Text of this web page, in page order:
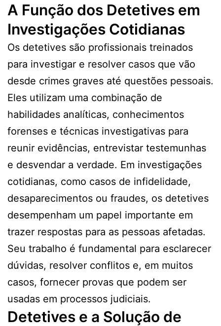
A Função dos Detetives em
Investigações Cotidianas
Os detetives são profissionais treinados
para investigar e resolver casos que vão
desde crimes graves até questões pessoais.
Eles utilizam uma combinação de
habilidades analíticas, conhecimentos
forenses e técnicas investigativas para
reunir evidências, entrevistar testemunhas
e desvendar a verdade. Em investigações
cotidianas, como casos de infidelidade,
desaparecimentos ou fraudes, os detetives
desempenham um papel importante em
trazer respostas para as pessoas afetadas.
Seu trabalho é fundamental para esclarecer
dúvidas, resolver conflitos e, em muitos
casos, fornecer provas que podem ser
usadas em processos judiciais.
Detetives e a Solução de